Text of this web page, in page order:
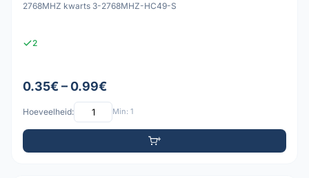
2768MHZ kwarts 3-2768MHZ-HC49-S
2
0.35€ – 0.99€
Hoeveelheid: Min: 1